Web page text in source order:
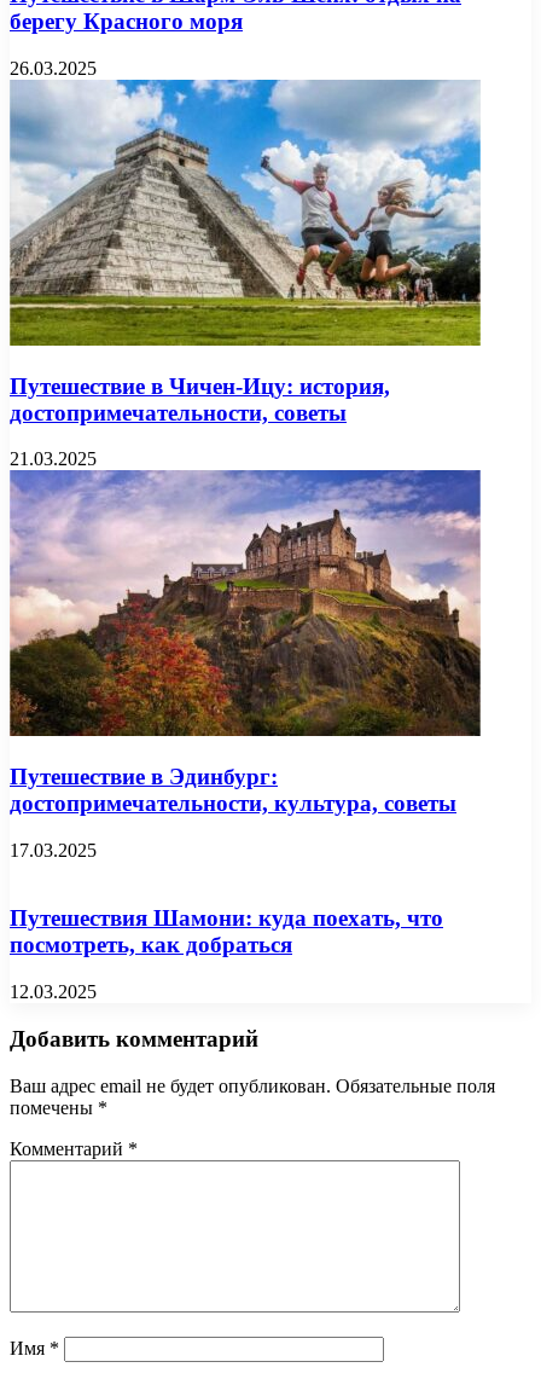
берегу Красного моря
26.03.2025
Путешествие в Чичен-Ицу: история,
достопримечательности, советы
21.03.2025
Путешествие в Эдинбург:
достопримечательности, культура, советы
17.03.2025
Путешествия Шамони: куда поехать, что
посмотреть, как добраться
12.03.2025
Добавить комментарий
Ваш адрес email не будет опубликован. Обязательные поля
помечены *
Комментарий *
Имя *